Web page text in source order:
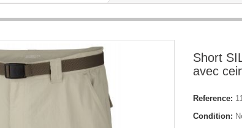
Short
avec
Reference:
Condition: